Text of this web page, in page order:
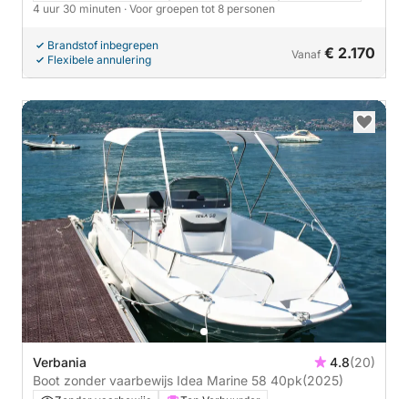
4 uur 30 minuten · Voor groepen tot 8 personen
Brandstof inbegrepen
Flexibele annulering
Vanaf € 2.170
Verbania 4.8(20)
Boot zonder vaarbewijs Idea Marine 58 40pk(2025)